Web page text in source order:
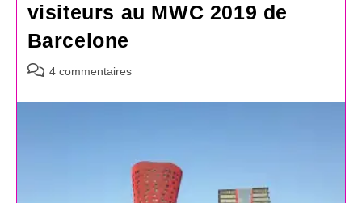
visiteurs au MWC 2019 de
Barcelone
Commentaires
la
4 commentaires